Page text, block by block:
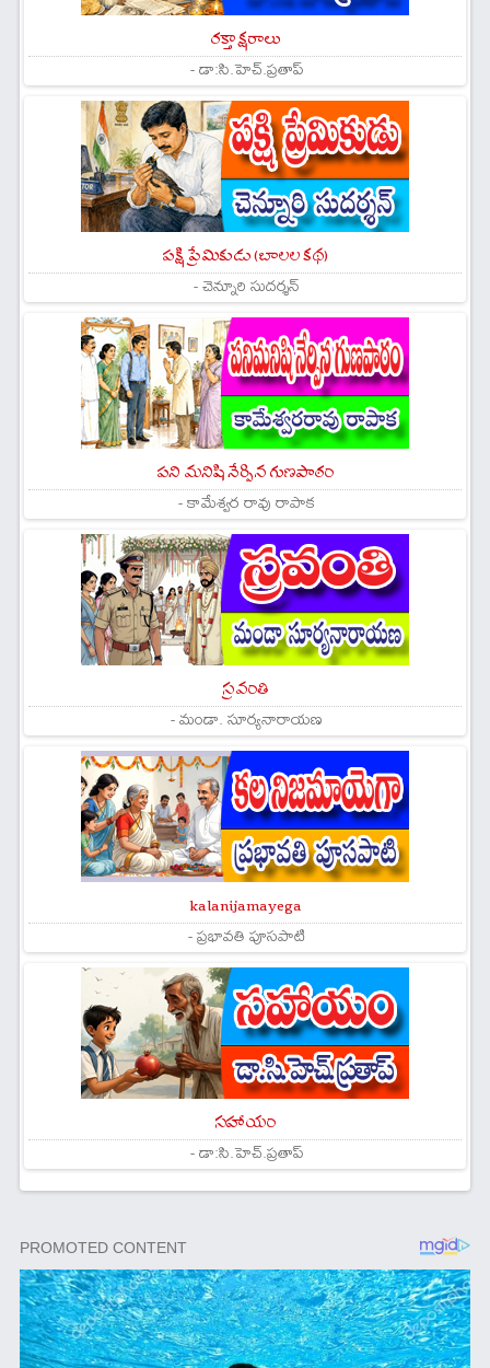
రక్తాక్షరాలు
- డా:సి.హెచ్.ప్రతాప్
పక్షి ప్రేమికుడు (బాలల కథ)
- చెన్నూరి సుదర్శన్
పని మనిషి నేర్పిన గుణపాఠం
- కామేశ్వర రావు రాపాక
స్రవంతి
- మండా. సూర్యనారాయణ
kalanijamayega
- ప్రభావతి పూసపాటి
సహాయం
- డా:సి.హెచ్.ప్రతాప్